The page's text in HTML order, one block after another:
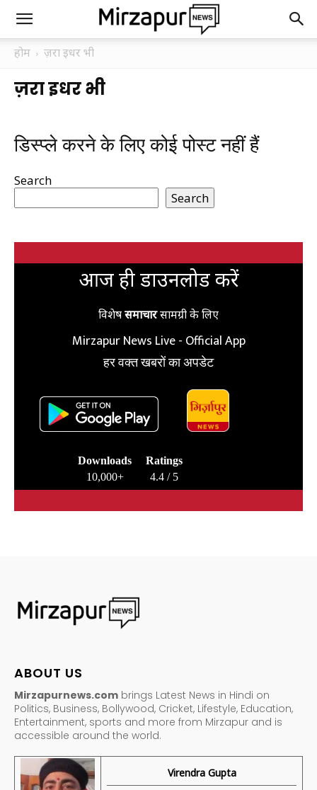
होम ज़रा इधर भी
ज़रा इधर भी
डिस्प्ले करने के लिए कोई पोस्ट नहीं हैं
Search
Search
आज ही डाउनलोड करें
विशेषसमाचारसामग्री के लिए
Mirzapur News Live - Official App
हर वक्त खबरों का अपडेट
Downloads
10,000+
Ratings
4.4 / 5
ABOUT US
Mirzapurnews.com brings Latest News in Hindi on
Politics, Business, Bollywood, Cricket, Lifestyle, Education,
Entertainment, sports and more from Mirzapur and is
accessible around the world.
Virendra Gupta